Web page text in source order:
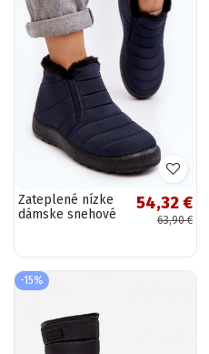
Zateplené nízke
dámske snehové
54,32 €
63,90 €
-15%